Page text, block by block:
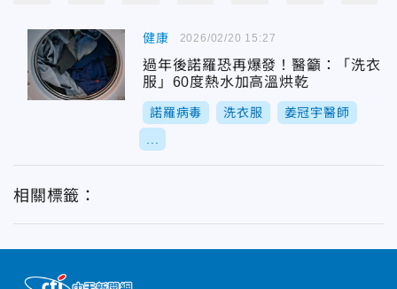
健康
過年後諾羅恐再爆發！醫籲：「洗衣
服」60度熱水加高溫烘乾
諾羅病毒 洗衣服 姜冠宇醫師
2026/02/20 15:27
相關標籤：